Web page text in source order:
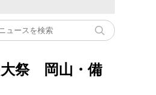
大祭 岡山・備